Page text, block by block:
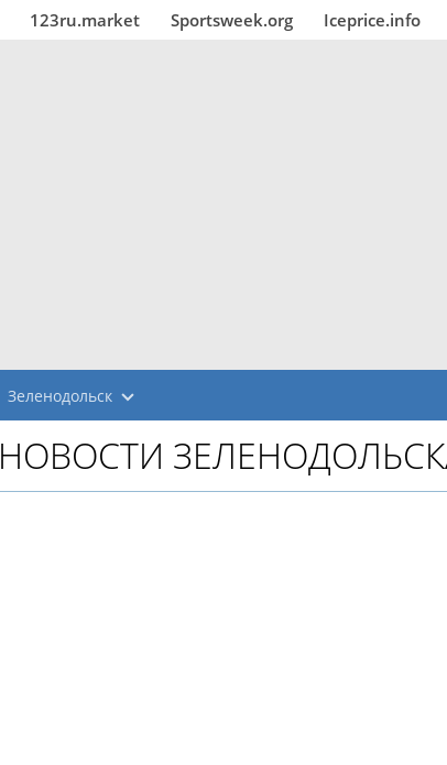
123ru.market Sportsweek.org Iceprice.info
Зеленодольск
НОВОСТИ